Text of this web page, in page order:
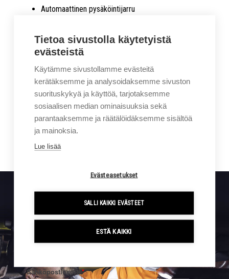
Automaattinen pysäköintijarru
Saatavilla myös perusnosto
Lataa esite
Soita 0207414400
Yhteydenottopyyntö
sähköpostiisi.
Tietoa sivustolla käytetyistä
evästeistä
Käytämme sivustollamme evästeitä
kerätäksemme ja analysoidaksemme sivuston
suorituskykyä ja käyttöä, tarjotaksemme
sosiaalisen median ominaisuuksia sekä
parantaaksemme ja räätälöidäksemme sisältöä
ja mainoksia.
Lue lisää
Evästeasetukset
SALLI KAIKKI EVÄSTEET
ESTÄ KAIKKI